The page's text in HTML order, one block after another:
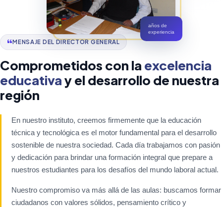
años de
experiencia
MENSAJE DEL DIRECTOR GENERAL
Comprometidos con la excelencia
educativay el desarrollo de nuestra
región
En nuestro instituto, creemos firmemente que la educación
técnica y tecnológica es el motor fundamental para el desarrollo
sostenible de nuestra sociedad. Cada día trabajamos con pasión
y dedicación para brindar una formación integral que prepare a
nuestros estudiantes para los desafíos del mundo laboral actual.
Nuestro compromiso va más allá de las aulas: buscamos formar
ciudadanos con valores sólidos, pensamiento crítico y